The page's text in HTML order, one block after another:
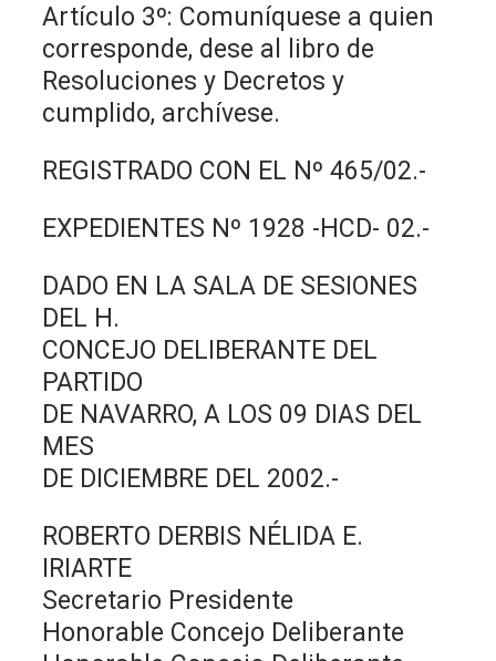
Artículo 3º: Comuníquese a quien
corresponde, dese al libro de
Resoluciones y Decretos y
cumplido, archívese.
REGISTRADO CON EL Nº 465/02.-
EXPEDIENTES Nº 1928 -HCD- 02.-
DADO EN LA SALA DE SESIONES
DEL H.
CONCEJO DELIBERANTE DEL
PARTIDO
DE NAVARRO, A LOS 09 DIAS DEL
MES
DE DICIEMBRE DEL 2002.-
ROBERTO DERBIS NÉLIDA E.
IRIARTE
Secretario Presidente
Honorable Concejo Deliberante